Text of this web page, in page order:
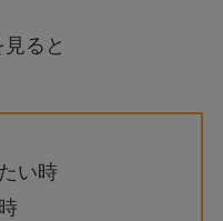
ると
い時